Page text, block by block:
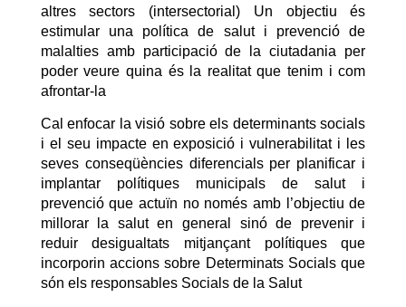
altres sectors (intersectorial) Un objectiu és
estimular una política de salut i prevenció de
malalties amb participació de la ciutadania per
poder veure quina és la realitat que tenim i com
afrontar-la
Cal enfocar la visió sobre els determinants socials
i el seu impacte en exposició i vulnerabilitat i les
seves conseqüències diferencials per planificar i
implantar polítiques municipals de salut i
prevenció que actuïn no només amb l’objectiu de
millorar la salut en general sinó de prevenir i
reduir desigualtats mitjançant polítiques que
incorporin accions sobre Determinats Socials que
són els responsables Socials de la Salut